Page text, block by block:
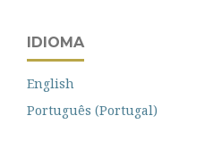
IDIOMA
English
Português (Portugal)